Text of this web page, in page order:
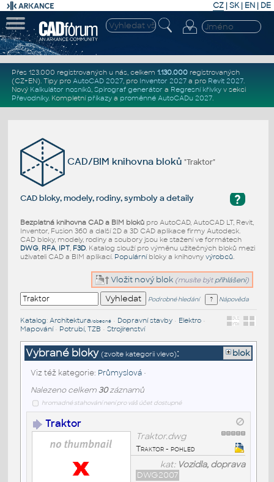
CZ | SK| EN | DE
Přes 123.000 registrovaných u nás, celkem 1.130.000registrovaných
(CZ+EN). Tipy pro AutoCAD 2027, pro Inventor 2027a pro Revit 2027.
Nový Kalkulátor nosníků, Spirograf generátor a Regresní křivkyv sekci
Převodníky. Kompletní příkazya proměnné AutoCADu 2027.
CAD/BIM knihovna bloků"Traktor"
?
CAD bloky, modely, rodiny, symboly a detaily
Bezplatná knihovna CAD a BIM blokůpro AutoCAD, AutoCAD LT, Revit,
Inventor, Fusion 360 a další 2D a 3D CAD aplikace firmy Autodesk.
CAD bloky, modely, rodiny a soubory jsou ke stažení ve formátech
DWG, RFA, IPT, F3D. Katalog slouží pro výměnu užitečných bloků mezi
uživateli CAD a BIM aplikací. Populárníbloky a knihovny výrobců.
Vložit nový blok (musíte být přihlášeni)
Podrobné hledání Nápověda
Katalog: Architektura/obecné• Dopravní stavby• Elektro•
Mapování• Potrubí, TZB • Strojírenství
Vybrané bloky (zvolte kategorii vlevo): blok
Viz též kategorie: Průmyslová•
Nalezeno celkem 30záznamů
hromadné stahování není pro váš účet dostupné
Traktor
Traktor.dwg
Traktor - pohled
kat: Vozidla, doprava
DWG2007